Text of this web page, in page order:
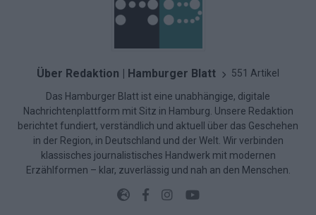
Über Redaktion | Hamburger Blatt 551 Artikel
Das Hamburger Blatt ist eine unabhängige, digitale
Nachrichtenplattform mit Sitz in Hamburg. Unsere Redaktion
berichtet fundiert, verständlich und aktuell über das Geschehen
in der Region, in Deutschland und der Welt. Wir verbinden
klassisches journalistisches Handwerk mit modernen
Erzählformen – klar, zuverlässig und nah an den Menschen.